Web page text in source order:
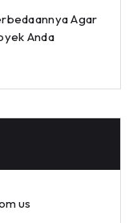
Agar
Anda
us